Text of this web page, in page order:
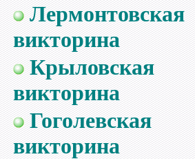
Лермонтовская
викторина
Крыловская
викторина
Гоголевская
викторина